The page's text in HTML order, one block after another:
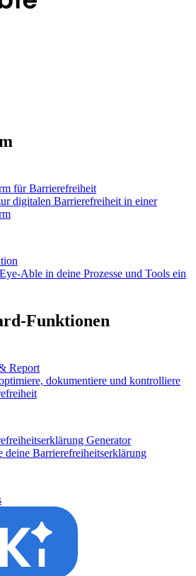
für Barrierefreiheit
digitalen Barrierefreiheit in einer
Able in deine Prozesse und Tools ein
Funktionen
Report
dokumentiere und kontrolliere
Generator
deine Barrierefreiheitserklärung